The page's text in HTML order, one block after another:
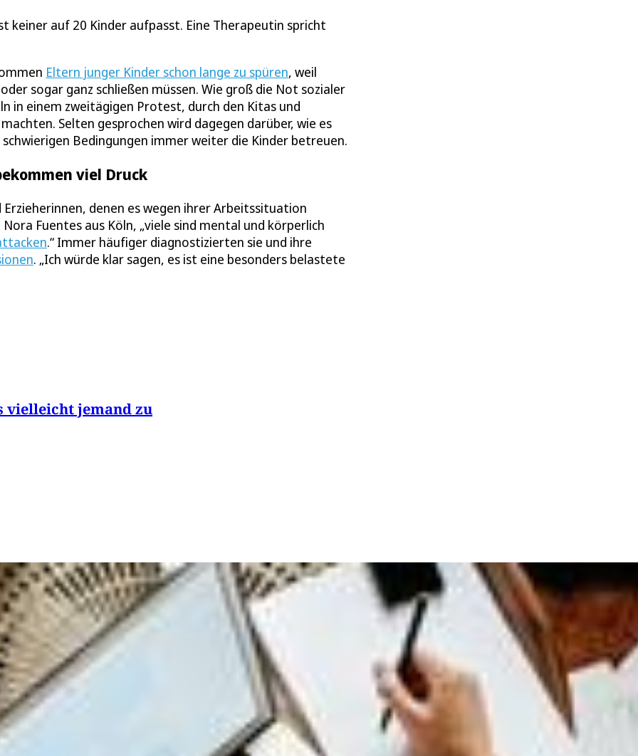
auf 20 Kinder aufpasst. Eine Therapeutin spricht
Eltern junger Kinder schon lange zu spüren, weil
sogar ganz schließen müssen. Wie groß die Not sozialer
in einem zweitägigen Protest, durch den Kitas und
Selten gesprochen wird dagegen darüber, wie es
Bedingungen immer weiter die Kinder betreuen.
viel Druck
denen es wegen ihrer Arbeitssituation
Fuentes aus Köln, „viele sind mental und körperlich
.“ Immer häufiger diagnostizierten sie und ihre
. „Ich würde klar sagen, es ist eine besonders belastete
vielleicht jemand zu